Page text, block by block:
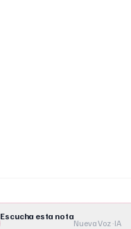
Escucha esta nota
Nueva Voz · IA